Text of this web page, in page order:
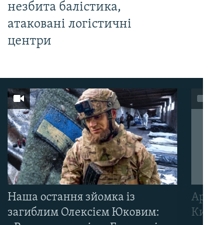
незбита балістика,
атаковані логістичні
центри
Наша остання зйомка із
загиблим Олексієм Юковим: